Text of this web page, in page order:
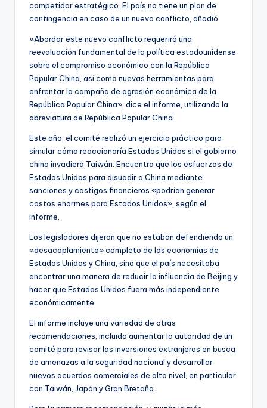
competidor estratégico. El país no tiene un plan de
contingencia en caso de un nuevo conflicto, añadió.
«Abordar este nuevo conflicto requerirá una
reevaluación fundamental de la política estadounidense
sobre el compromiso económico con la República
Popular China, así como nuevas herramientas para
enfrentar la campaña de agresión económica de la
República Popular China», dice el informe, utilizando la
abreviatura de República Popular China.
Este año, el comité realizó un ejercicio práctico para
simular cómo reaccionaría Estados Unidos si el gobierno
chino invadiera Taiwán. Encuentra que los esfuerzos de
Estados Unidos para disuadir a China mediante
sanciones y castigos financieros «podrían generar
costos enormes para Estados Unidos», según el
informe.
Los legisladores dijeron que no estaban defendiendo un
«desacoplamiento» completo de las economías de
Estados Unidos y China, sino que el país necesitaba
encontrar una manera de reducir la influencia de Beijing y
hacer que Estados Unidos fuera más independiente
económicamente.
El informe incluye una variedad de otras
recomendaciones, incluido aumentar la autoridad de un
comité para revisar las inversiones extranjeras en busca
de amenazas a la seguridad nacional y desarrollar
nuevos acuerdos comerciales de alto nivel, en particular
con Taiwán, Japón y Gran Bretaña.